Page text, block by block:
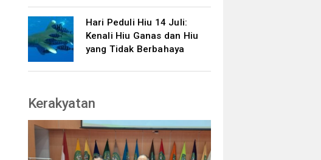
Hari Peduli Hiu 14 Juli:
Kenali Hiu Ganas dan Hiu
yang Tidak Berbahaya
Kerakyatan